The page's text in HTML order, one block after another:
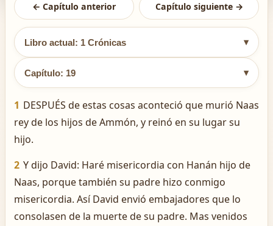
← Capítulo anterior Capítulo siguiente →
Libro actual: 1 Crónicas ▾
Capítulo: 19 ▾
1 DESPUÉS de estas cosas aconteció que murió Naas
rey de los hijos de Ammón, y reinó en su lugar su
hijo.
2 Y dijo David: Haré misericordia con Hanán hijo de
Naas, porque también su padre hizo conmigo
misericordia. Así David envió embajadores que lo
consolasen de la muerte de su padre. Mas venidos